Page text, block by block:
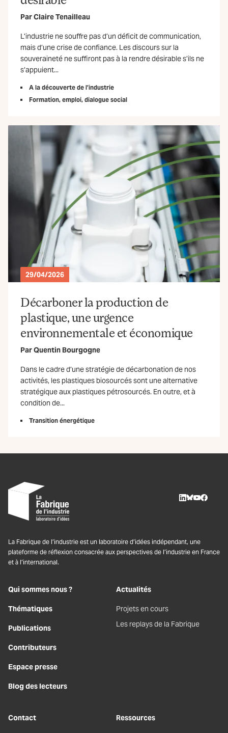
ParClaire Tenailleau
L’industrie ne souffre pas d’un déficit de communication,
mais d’une crise de confiance. Les discours sur la
souveraineté ne suffiront pas à la rendre désirable s’ils ne
s’appuient...
A la découverte de l’industrie
Formation, emploi, dialogue social
29/04/2026
Décarboner la production de
plastique, une urgence
environnementale et économique
ParQuentin Bourgogne
Dans le cadre d’une stratégie de décarbonation de nos
activités, les plastiques biosourcés sont une alternative
stratégique aux plastiques pétrosourcés. En outre, et à
condition de...
Transition énergétique
La Fabrique de l’industrie est un laboratoire d’idées indépendant, une
plateforme de réflexion consacrée aux perspectives de l’industrie en France
et à l’international.
Qui sommes nous ?
Thématiques
Publications
Contributeurs
Espace presse
Blog des lecteurs
Actualités
Projets en cours
Les replays de la Fabrique
Contact Ressources